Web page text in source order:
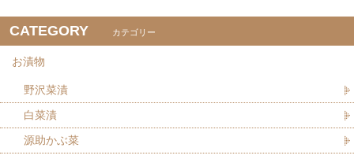
CATEGORY カテゴリー
お漬物
野沢菜漬
白菜漬
源助かぶ菜